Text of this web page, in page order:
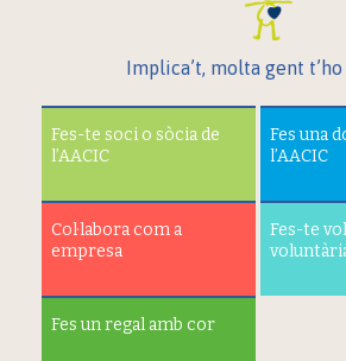
Implica’t, molta gent
Fes-te soci o sòcia de
l’AACIC
Fes una
l’AACIC
Col·labora com a
empresa
Fes-te
Fes un regal amb cor